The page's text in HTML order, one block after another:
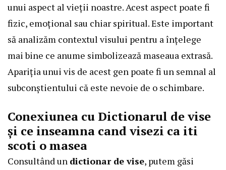
unui aspect al vieții noastre. Acest aspect poate fi
fizic, emoțional sau chiar spiritual. Este important
să analizăm contextul visului pentru a înțelege
mai bine ce anume simbolizează maseaua extrasă.
Apariția unui vis de acest gen poate fi un semnal al
subconștientului că este nevoie de o schimbare.
Conexiunea cu Dictionarul de vise
și ce inseamna cand visezi ca iti
scoti o masea
Consultând un dictionar de vise, putem găsi